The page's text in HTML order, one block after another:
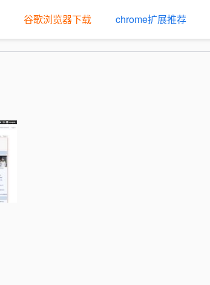
谷歌浏览器下载 chrome扩展推荐